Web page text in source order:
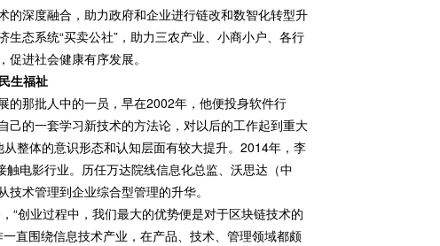
深度融合，助力政府和企业进行链改和数智化转型升
态系统“买卖公社”，助力三农产业、小商小户、各行
进社会健康有序发展。
生福祉
的那批人中的一员，早在2002年，他便投身软件行
的一套学习新技术的方法论，对以后的工作起到重大
整体的意识形态和认知层面有较大提升。2014年，李
电影行业。历任万达院线信息化总监、沃思达（中
术管理到企业综合型管理的升华。
“创业过程中，我们最大的优势便是对于区块链技术的
直围绕信息技术产业，在产品、技术、管理领域都颇